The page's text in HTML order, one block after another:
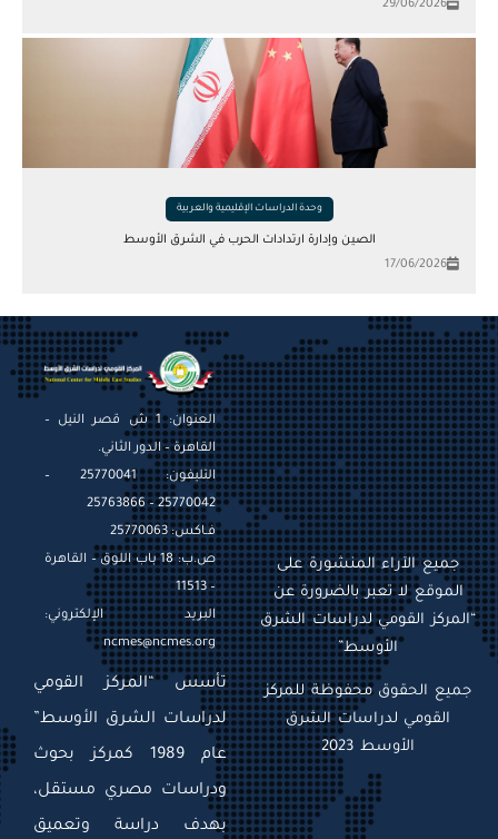
29/06/2026
وحدة الدراسات الإقليمية والعربية
الصين وإدارة ارتدادات الحرب في الشرق الأوسط
17/06/2026
العنوان: 1 ش قصر النيل –
القاهرة – الدور الثاني.
التليفون: 25770041 –
25770042 – 25763866
فـاكس: 25770063
ص.ب: 18 باب اللوق – القاهرة
– 11513
البريد الإلكتروني:
ncmes@ncmes.org
تأسس “المركز القومي
لدراسات الشرق الأوسط”
عام 1989 كمركز بحوث
ودراسات مصري مستقل،
بهدف دراسة وتعميق
جميع الآراء المنشورة على
الموقع لا تعبر بالضرورة عن
“المركز القومي لدراسات الشرق
الأوسط”
جميع الحقوق محفوظة للمركز
القومي لدراسات الشرق
الأوسط 2023